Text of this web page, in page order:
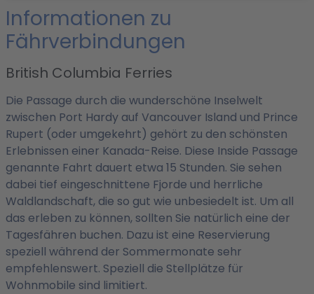
Informationen zu
Fährverbindungen
British Columbia Ferries
Die Passage durch die wunderschöne Inselwelt
zwischen Port Hardy auf Vancouver Island und Prince
Rupert (oder umgekehrt) gehört zu den schönsten
Erlebnissen einer Kanada-Reise. Diese Inside Passage
genannte Fahrt dauert etwa 15 Stunden. Sie sehen
dabei tief eingeschnittene Fjorde und herrliche
Waldlandschaft, die so gut wie unbesiedelt ist. Um all
das erleben zu können, sollten Sie natürlich eine der
Tagesfähren buchen. Dazu ist eine Reservierung
speziell während der Sommermonate sehr
empfehlenswert. Speziell die Stellplätze für
Wohnmobile sind limitiert.